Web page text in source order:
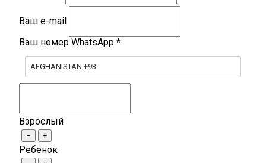
Ваш e-mail
Ваш номер WhatsApp *
AFGHANISTAN +93
Взрослый
− +
Ребёнок